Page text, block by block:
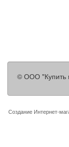
© ООО "Купить
Создание Интернет-